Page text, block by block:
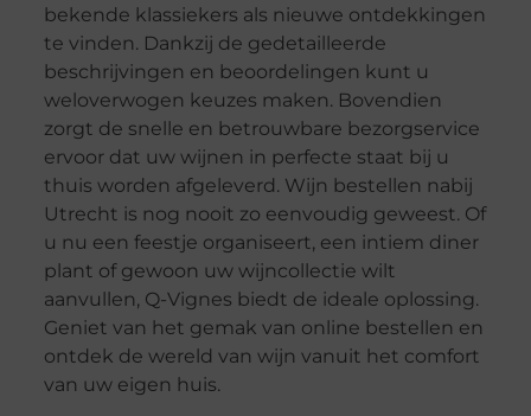
bekende klassiekers als nieuwe ontdekkingen
te vinden. Dankzij de gedetailleerde
beschrijvingen en beoordelingen kunt u
weloverwogen keuzes maken. Bovendien
zorgt de snelle en betrouwbare bezorgservice
ervoor dat uw wijnen in perfecte staat bij u
thuis worden afgeleverd. Wijn bestellen nabij
Utrecht is nog nooit zo eenvoudig geweest. Of
u nu een feestje organiseert, een intiem diner
plant of gewoon uw wijncollectie wilt
aanvullen, Q-Vignes biedt de ideale oplossing.
Geniet van het gemak van online bestellen en
ontdek de wereld van wijn vanuit het comfort
van uw eigen huis.